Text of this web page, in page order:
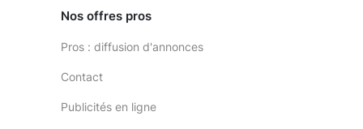
Nos offres pros
Pros : diffusion d'annonces
Contact
Publicités en ligne